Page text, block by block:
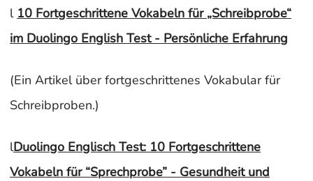
l 10 Fortgeschrittene Vokabeln für „Schreibprobe“
im Duolingo English Test - Persönliche Erfahrung
(Ein Artikel über fortgeschrittenes Vokabular für
Schreibproben.)
lDuolingo Englisch Test: 10 Fortgeschrittene
Vokabeln für “Sprechprobe” - Gesundheit und